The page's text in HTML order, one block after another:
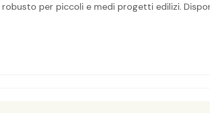
per piccoli e medi progetti edilizi.